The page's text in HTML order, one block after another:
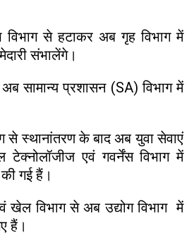
से हटाकर अब गृह विभाग में
संभालेंगे।
अब सामान्य प्रशासन (SA) विभाग में
से स्थानांतरण के बाद अब युवा सेवाएं
एवं गवर्नेंस विभाग में
गई हैं।
खेल विभाग से अब उद्योग विभाग में
हैं।